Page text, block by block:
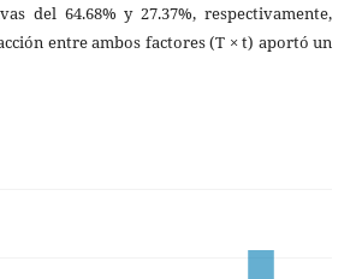
del 64.68% y 27.37%, respectivamente,
entre ambos factores (T × t) aportó un